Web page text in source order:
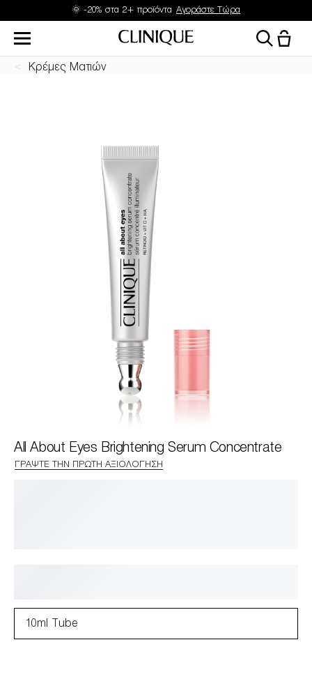
🌞 -20% στα 2+ προϊόντα Αγοράστε Τώρα
Κρέμες Ματιών
All About Eyes Brightening Serum Concentrate
ΓΡΆΨΤΕ ΤΗΝ ΠΡΏΤΗ ΑΞΙΟΛΌΓΗΣΗ
10ml Tube